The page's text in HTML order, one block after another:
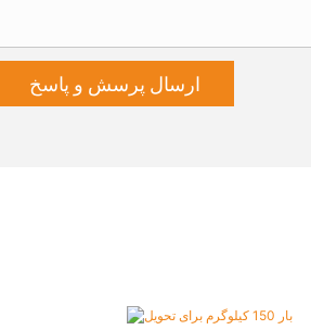
ارسال پرسش و پاسخ